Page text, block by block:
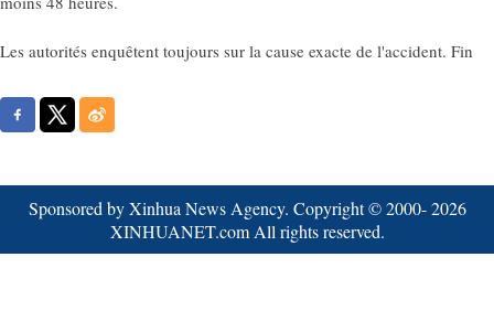
Les autorités enquêtent toujours sur la cause exacte de l'accident. Fin
Sponsored by Xinhua News Agency. Copyright © 2000-2026
XINHUANET.com All rights reserved.